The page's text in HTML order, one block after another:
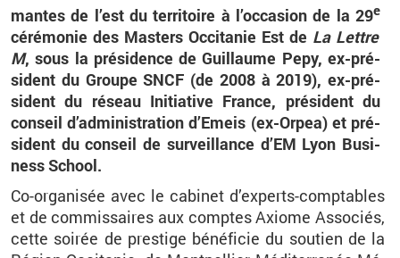
mantes de l’est du ter­ri­toire à l’oc­ca­sion de la 29e
cé­ré­mo­nie des Mas­ters Oc­ci­ta­nie Est de La Lettre
M, sous la pré­si­dence deGuillaume Pepy, ex-pré­
sident du Groupe SNCF (de 2008 à 2019), ex-pré­
sident du ré­seau Ini­tia­tive France, pré­sident du
conseil d’ad­mi­nis­tra­tiond’Emeis (ex-Or­pea) et pré­
sident du conseil de sur­veillance d’EM Lyon Bu­si­
nessSchool.
Co-or­ga­ni­sée avec le ca­bi­net d’ex­perts-comp­tables
et de com­mis­saires aux comptes Axiome As­so­ciés,
cette soi­rée de pres­tige bé­né­fi­cie du sou­tien de la